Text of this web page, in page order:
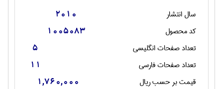
سال انتشار 2010
کد محصول 1005083
تعداد صفحات انگليسی 5
تعداد صفحات فارسی 11
قیمت بر حسب ریال 1,760,000